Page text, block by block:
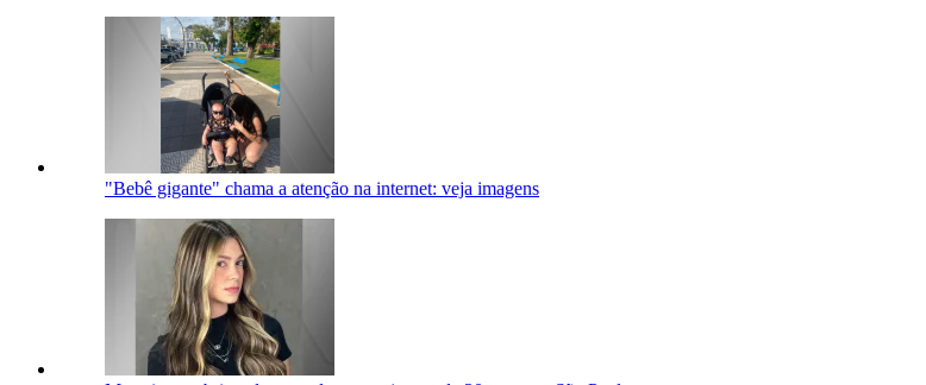
"Bebê gigante" chama a atenção na internet: veja imagens